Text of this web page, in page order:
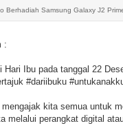
Berhadiah Samsung Galaxy J2
:
Hari Ibu pada tanggal 22
#dariibuku
kita semua untuk
melalui perangkat digital